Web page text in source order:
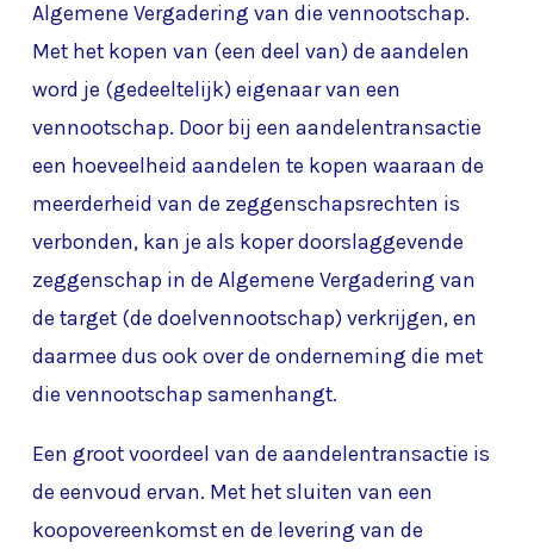
Algemene Vergadering van die vennootschap.
Met het kopen van (een deel van) de aandelen
word je (gedeeltelijk) eigenaar van een
vennootschap. Door bij een aandelentransactie
een hoeveelheid aandelen te kopen waaraan de
meerderheid van de zeggenschapsrechten is
verbonden, kan je als koper doorslaggevende
zeggenschap in de Algemene Vergadering van
de target (de doelvennootschap) verkrijgen, en
daarmee dus ook over de onderneming die met
die vennootschap samenhangt.
Een groot voordeel van de aandelentransactie is
de eenvoud ervan. Met het sluiten van een
koopovereenkomst en de levering van de